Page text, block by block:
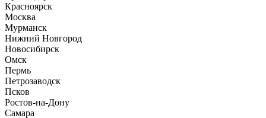
Красноярск
Москва
Мурманск
Нижний Новгород
Новосибирск
Омск
Пермь
Петрозаводск
Псков
Ростов-на-Дону
Самара